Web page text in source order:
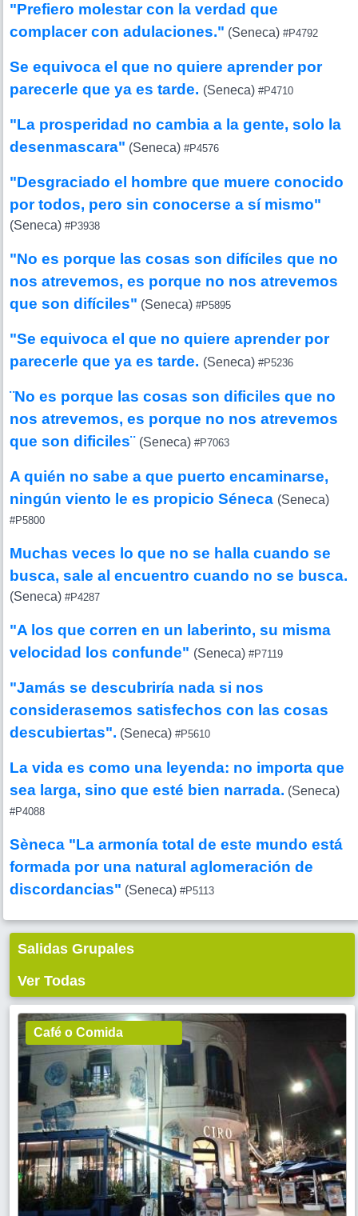
"Prefiero molestar con la verdad que
complacer con adulaciones." (Seneca) #P4792
Se equivoca el que no quiere aprender por
parecerle que ya es tarde. (Seneca) #P4710
"La prosperidad no cambia a la gente, solo la
desenmascara" (Seneca) #P4576
"Desgraciado el hombre que muere conocido
por todos, pero sin conocerse a sí mismo"
(Seneca) #P3938
"No es porque las cosas son difíciles que no
nos atrevemos, es porque no nos atrevemos
que son difíciles" (Seneca) #P5895
"Se equivoca el que no quiere aprender por
parecerle que ya es tarde. (Seneca) #P5236
¨No es porque las cosas son dificiles que no
nos atrevemos, es porque no nos atrevemos
que son dificiles¨ (Seneca) #P7063
A quién no sabe a que puerto encaminarse,
ningún viento le es propicio Séneca (Seneca)
#P5800
Muchas veces lo que no se halla cuando se
busca, sale al encuentro cuando no se busca.
(Seneca) #P4287
"A los que corren en un laberinto, su misma
velocidad los confunde" (Seneca) #P7119
"Jamás se descubriría nada si nos
considerasemos satisfechos con las cosas
descubiertas". (Seneca) #P5610
La vida es como una leyenda: no importa que
sea larga, sino que esté bien narrada. (Seneca)
#P4088
Sèneca "La armonía total de este mundo está
formada por una natural aglomeración de
discordancias" (Seneca) #P5113
Salidas Grupales
Ver Todas
Café o Comida